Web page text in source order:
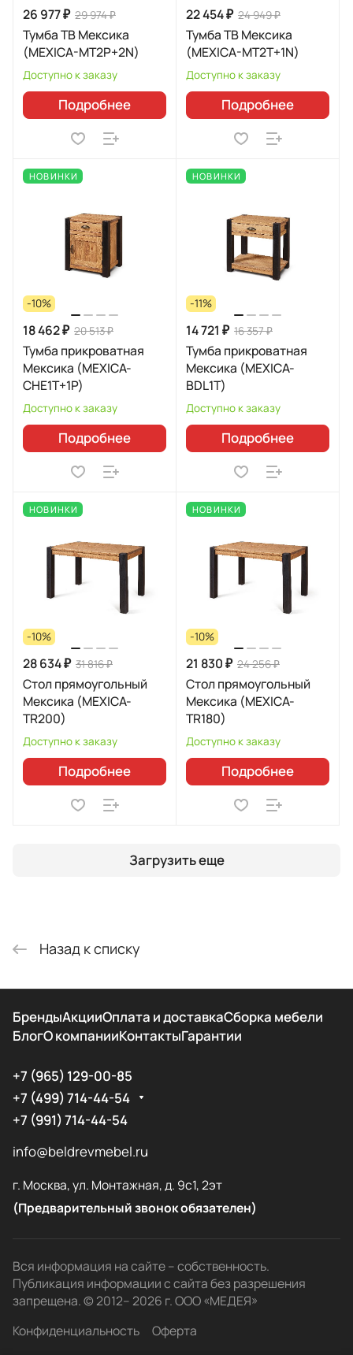
26 977 ₽ 29 974 ₽
Тумба ТВ Мексика
(MEXICA-MT2P+2N)
Доступно к заказу
Подробнее
22 454 ₽ 24 949 ₽
Тумба ТВ Мексика
(MEXICA-MT2T+1N)
Доступно к заказу
Подробнее
НОВИНКИ
-10%
18 462 ₽ 20 513 ₽
Тумба прикроватная
Мексика (MEXICA-
CHE1T+1P)
Доступно к заказу
Подробнее
НОВИНКИ
-11%
14 721 ₽ 16 357 ₽
Тумба прикроватная
Мексика (MEXICA-
BDL1T)
Доступно к заказу
Подробнее
НОВИНКИ
-10%
28 634 ₽ 31 816 ₽
Стол прямоугольный
Мексика (MEXICA-
TR200)
Доступно к заказу
Подробнее
НОВИНКИ
-10%
21 830 ₽ 24 256 ₽
Стол прямоугольный
Мексика (MEXICA-
TR180)
Доступно к заказу
Подробнее
Загрузить еще
Назад к списку
БрендыАкцииОплата и доставкаСборка мебели
БлогО компанииКонтактыГарантии
+7 (965) 129-00-85
+7 (499) 714-44-54
+7 (991) 714-44-54
info@beldrevmebel.ru
г. Москва, ул. Монтажная, д. 9с1, 2эт
(Предварительный звонок обязателен)
Вся информация на сайте – собственность.
Публикация информации с сайта без разрешения
запрещена. © 2012– 2026 г. ООО «МЕДЕЯ»
Конфиденциальность
Оферта